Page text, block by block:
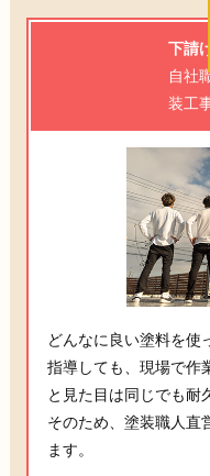
下請
自社
装工
どんなに良い塗料を使
指導しても、現場で作
と見た目は同じでも耐
そのため、塗装職人直
ます。